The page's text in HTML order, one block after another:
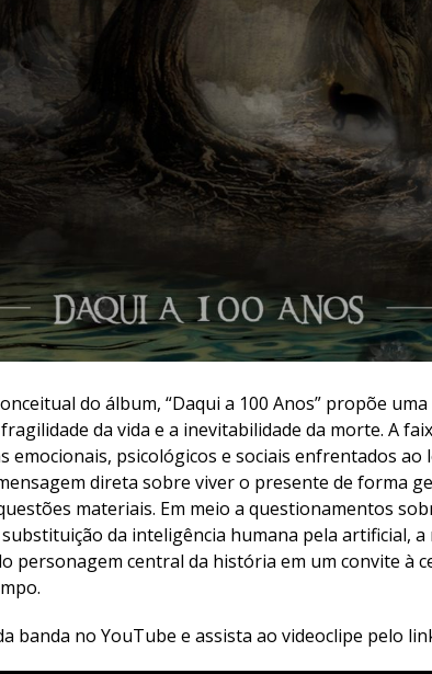
do álbum, “Daqui a 100 Anos” propõe
da vida e a inevitabilidade da morte. A
emocionais, psicológicos e sociais enfrentados ao
direta sobre viver o presente de forma
materiais. Em meio a questionamentos
da inteligência humana pela artificial, a
personagem central da história em um convite à
banda no YouTube e assista ao videoclipe pelo